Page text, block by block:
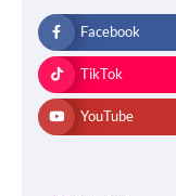
Facebook
TikTok
YouTube